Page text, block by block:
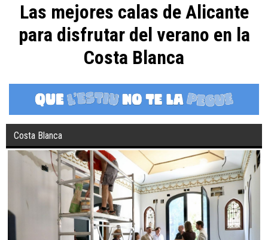
Las mejores calas de Alicante
para disfrutar del verano en la
Costa Blanca
Costa Blanca